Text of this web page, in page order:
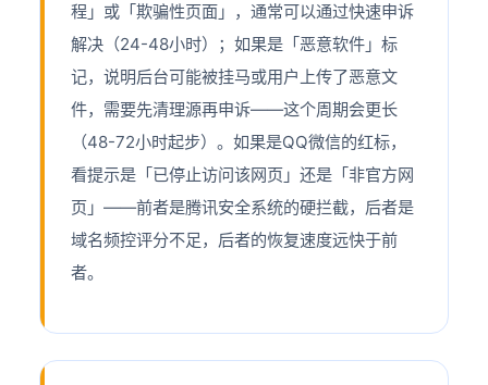
程」或「欺骗性页面」，通常可以通过快速申诉
解决（24-48小时）；如果是「恶意软件」标
记，说明后台可能被挂马或用户上传了恶意文
件，需要先清理源再申诉——这个周期会更长
（48-72小时起步）。如果是QQ微信的红标，
看提示是「已停止访问该网页」还是「非官方网
页」——前者是腾讯安全系统的硬拦截，后者是
域名频控评分不足，后者的恢复速度远快于前
者。